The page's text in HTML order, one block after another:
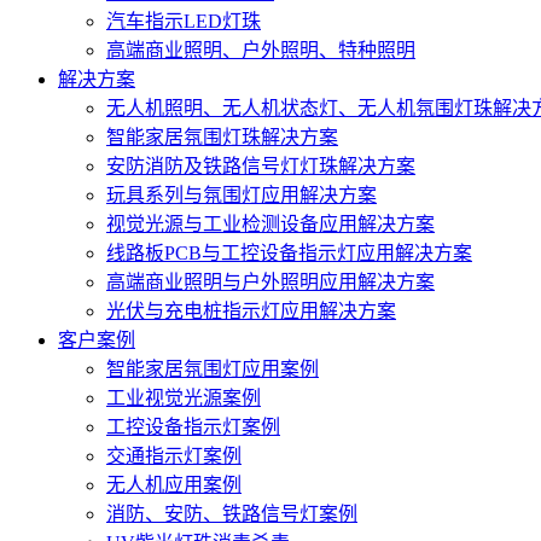
汽车指示LED灯珠
高端商业照明、户外照明、特种照明
解决方案
无人机照明、无人机状态灯、无人机氛围灯珠解决
智能家居氛围灯珠解决方案
安防消防及铁路信号灯灯珠解决方案
玩具系列与氛围灯应用解决方案
视觉光源与工业检测设备应用解决方案
线路板PCB与工控设备指示灯应用解决方案
高端商业照明与户外照明应用解决方案
光伏与充电桩指示灯应用解决方案
客户案例
智能家居氛围灯应用案例
工业视觉光源案例
工控设备指示灯案例
交通指示灯案例
无人机应用案例
消防、安防、铁路信号灯案例